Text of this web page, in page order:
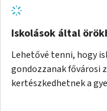
Iskolások által
Lehetővé tenni, hogy
gondozzanak fővárosi
kertészkedhetnek a